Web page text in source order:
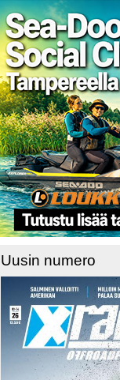
Uusin numero